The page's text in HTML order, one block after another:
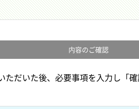
内容のご確認
ただいた後、必要事項を入力し「